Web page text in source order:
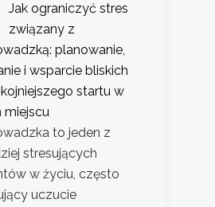
Jak ograniczyć stres
związany z
planowanie,
i wsparcie bliskich
startu w
miejscu
to jeden z
stresujących
w życiu, często
uczucie